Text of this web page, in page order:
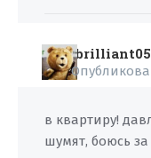
brilliant05
в квартиру!
шумят, боюсь